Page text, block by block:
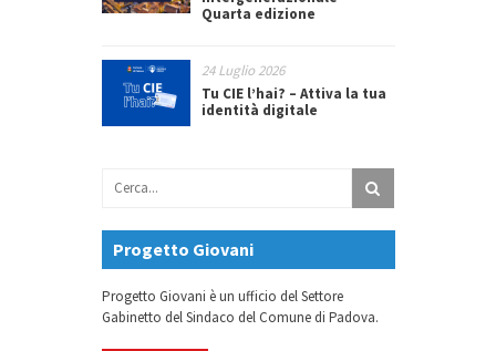
Quarta edizione
24 Luglio 2026
Tu CIE l’hai? – Attiva la tua
identità digitale
Progetto Giovani
Progetto Giovani è un ufficio del Settore
Gabinetto del Sindaco del Comune di Padova.